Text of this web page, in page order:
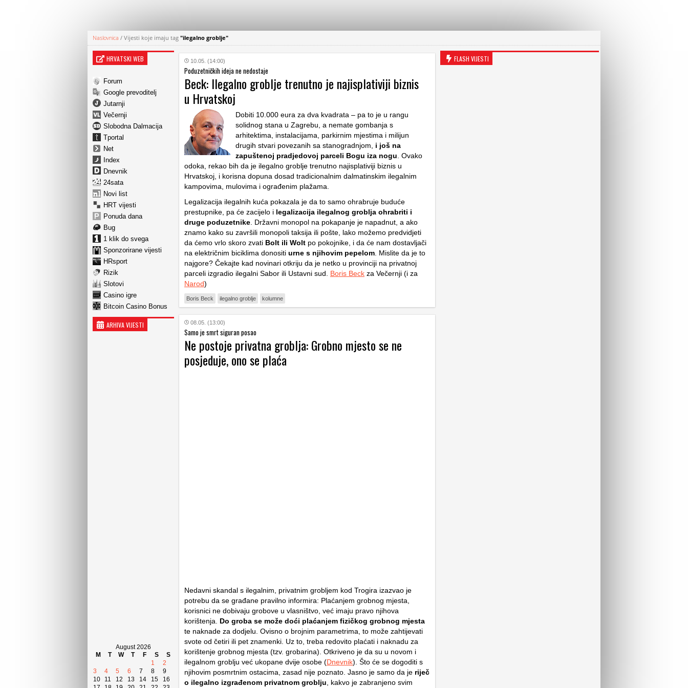
Naslovnica / Vijesti koje imaju tag "ilegalno groblje"
HRVATSKI WEB
Forum
Google prevoditelj
Jutarnji
Večernji
Slobodna Dalmacija
Tportal
Net
Index
Dnevnik
24sata
Novi list
HRT vijesti
Ponuda dana
Bug
1 klik do svega
Sponzorirane vijesti
HRsport
Rizik
Slotovi
Casino igre
Bitcoin Casino Bonus
ARHIVA VIJESTI
August 2026
M
T W T F S
S
1
2
3
4 5 6 7 8
9
10
11 12 13 14 15
16
10.05. (14:00)
Poduzetničkih ideja ne nedostaje
Beck: Ilegalno groblje trenutno je najisplativiji biznis
u Hrvatskoj
Dobiti 10.000 eura za dva kvadrata – pa to je u rangu
solidnog stana u Zagrebu, a nemate gombanja s
arhitektima, instalacijama, parkirnim mjestima i milijun
drugih stvari povezanih sa stanogradnjom,
i još na
zapuštenoj pradjedovoj parceli Bogu iza nogu . Ovako
odoka, rekao bih da je ilegalno groblje trenutno najisplativiji biznis u
Hrvatskoj, i korisna dopuna dosad tradicionalnim dalmatinskim ilegalnim
kampovima, mulovima i ograđenim plažama.
Legalizacija ilegalnih kuća pokazala je da to samo ohrabruje buduće
prestupnike, pa će zacijelo i legalizacija ilegalnog groblja ohrabriti i
druge poduzetnike . Državni monopol na pokapanje je napadnut, a ako
znamo kako su završili monopoli taksija ili pošte, lako možemo predvidjeti
da ćemo vrlo skoro zvati Bolt ili Wolt po pokojnike, i da će nam dostavljači
na električnim biciklima donositi urne s njihovim pepelom . Mislite da je to
najgore? Čekajte kad novinari otkriju da je netko u provinciji na privatnoj
parceli izgradio ilegalni Sabor ili Ustavni sud. Boris Beck za Večernji (i za
Narod)
Boris Beck ilegalno groblje kolumne
08.05. (13:00)
Samo je smrt siguran posao
Ne postoje privatna groblja: Grobno mjesto se ne
posjeduje, ono se plaća
Nedavni skandal s ilegalnim, privatnim grobljem kod Trogira izazvao je
potrebu da se građane pravilno informira: Plaćanjem grobnog mjesta,
korisnici ne dobivaju grobove u vlasništvo, već imaju pravo njihova
korištenja. Do groba se može doći plaćanjem fizičkog grobnog mjesta
te naknade za dodjelu. Ovisno o brojnim parametrima, to može zahtijevati
svote od četiri ili pet znamenki. Uz to, treba redovito plaćati i naknadu za
korištenje grobnog mjesta (tzv. grobarina). Otkriveno je da su u novom i
ilegalnom groblju već ukopane dvije osobe (Dnevnik). Što će se dogoditi s
njihovim posmrtnim ostacima, zasad nije poznato. Jasno je samo da je riječ
o ilegalno izgrađenom privatnom groblju , kakvo je zabranjeno svim
FLASH VIJESTI